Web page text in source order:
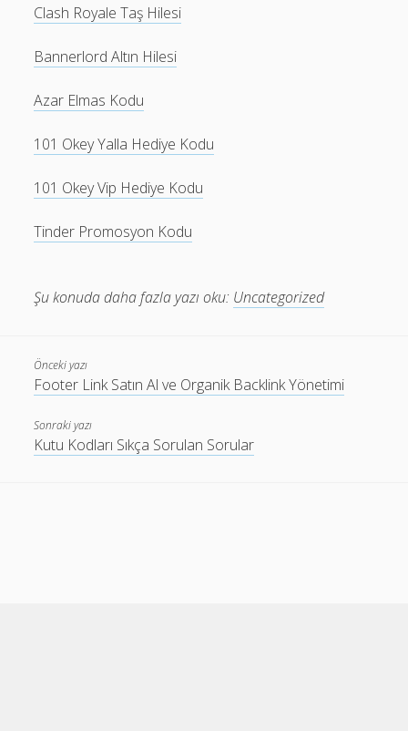
Clash Royale Taş Hilesi
Bannerlord Altın Hilesi
Azar Elmas Kodu
101 Okey Yalla Hediye Kodu
101 Okey Vip Hediye Kodu
Tinder Promosyon Kodu
Şu konuda daha fazla yazı oku: Uncategorized
Önceki yazı
Footer Link Satın Al ve Organik Backlink Yönetimi
Sonraki yazı
Kutu Kodları Sıkça Sorulan Sorular